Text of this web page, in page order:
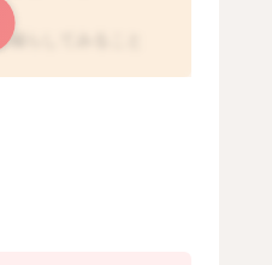
らしてみること
ません。